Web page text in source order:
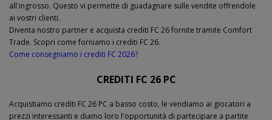
all'ingrosso. Questo vi permette di guadagnare sulle vendite offrendole
ai vostri clienti.
Diventa nostro partner e acquista crediti FC 26 fornite tramite Comfort
Trade. Scopri come forniamo i crediti FC 26.
Come consegniamo i crediti FC 2026?
CREDITI FC 26 PC
Acquistiamo crediti FC 26 PC a basso costo, le vendiamo ai giocatori a
prezzi interessanti e diamo loro l'opportunità di partecipare a partite